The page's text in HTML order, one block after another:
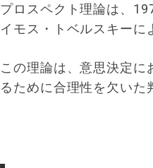
プロスペクト理論は、
イモス・トベルスキーに
この理論は、意思決定に
るために合理性を欠いた